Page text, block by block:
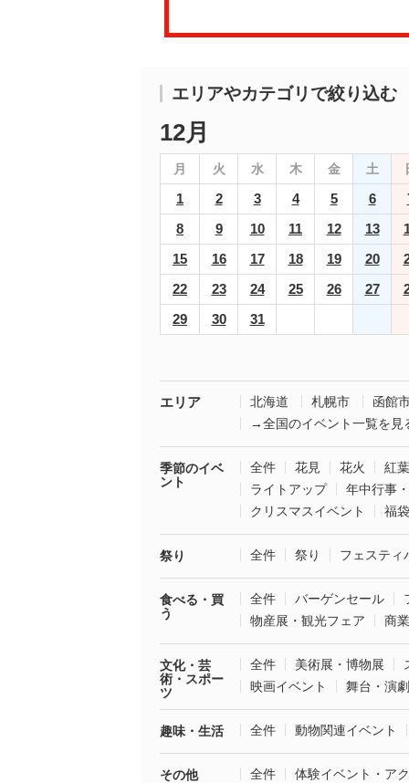
エリアやカテゴリで絞り込む
12月
月 火 水 木 金 土
1 2 3 4 5 6
8
9 10 11 12 13
15
16 17 18 19 20
22
23 24 25 26 27
29
30 31
エリア 北海道 札幌市
函館
→全国のイベント一覧を見
季節のイベ
ント
全件 花見 花火
紅葉
ライトアップ
年中行事
クリスマスイベント
福
祭り 全件 祭り フェスティ
食べる・買
う
全件 バーゲンセール
物産展・観光フェア
商
文化・芸
術・スポー
ツ
全件 美術展・博物展
映画イベント
舞台・演劇
趣味・生活 全件 動物関連イベント
その他 全件 体験イベント・ア